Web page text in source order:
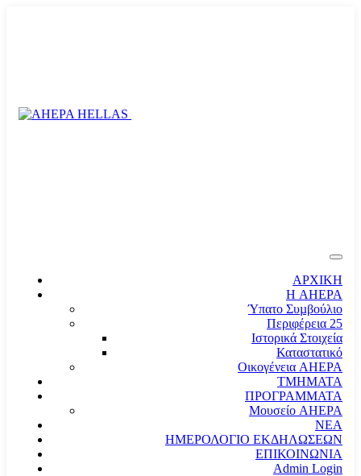
ΑΡΧΙΚΗ
Η AHEPA
Ύπατο Συµβούλιο
Περιφέρεια 25
Ιστορικά Στοιχεία
Καταστατικό
Οικογένεια AHEPA
ΤΜΗΜΑΤΑ
ΠΡΟΓΡΑΜΜΑΤΑ
Μουσείο AHEPA
ΝΕΑ
ΗΜΕΡΟΛΟΓΙΟ ΕΚΔΗΛΩΣΕΩΝ
ΕΠΙΚΟΙΝΩΝΙΑ
Admin Login